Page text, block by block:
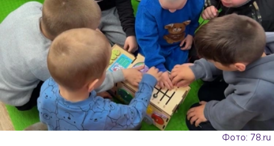
Фото: 78.ru